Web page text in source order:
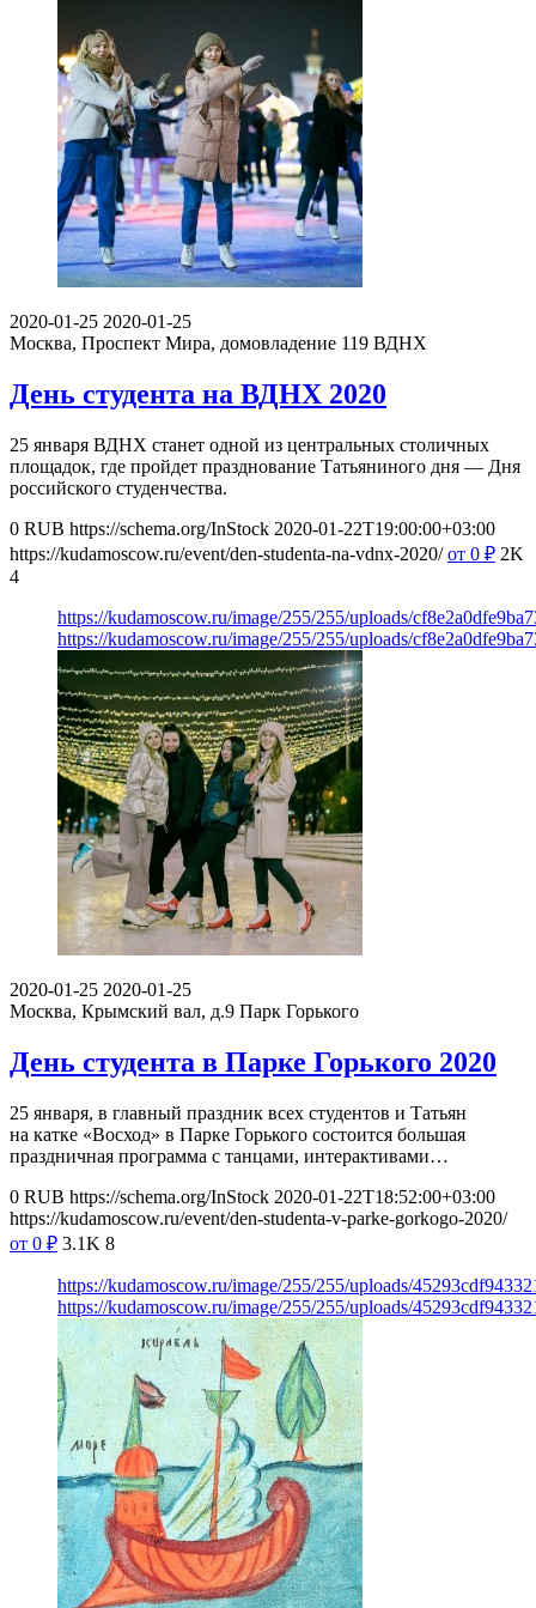
2020-01-25 2020-01-25
Москва, Проспект Мира, домовладение 119 ВДНХ
День студента на ВДНХ 2020
25 января ВДНХ станет одной из центральных столичных
площадок, где пройдет празднование Татьяниного дня — Дня
российского студенчества.
0 RUB https://schema.org/InStock 2020-01-22T19:00:00+03:00
https://kudamoscow.ru/event/den-studenta-na-vdnx-2020/ от 0 ₽ 2K
4
https://kudamoscow.ru/image/255/255/uploads/
https://kudamoscow.ru/image/255/255/uploads/
2020-01-25 2020-01-25
Москва, Крымский вал, д.9 Парк Горького
День студента в Парке Горького 2020
25 января, в главный праздник всех студентов и Татьян
на катке «Восход» в Парке Горького состоится большая
праздничная программа с танцами, интерактивами…
0 RUB https://schema.org/InStock 2020-01-22T18:52:00+03:00
https://kudamoscow.ru/event/den-studenta-v-parke-gorkogo-2020/
от 0 ₽ 3.1K 8
https://kudamoscow.ru/image/255/255/uploads/
https://kudamoscow.ru/image/255/255/uploads/